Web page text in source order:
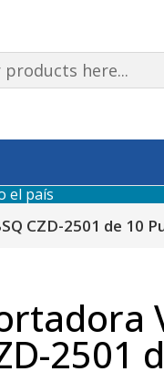
el país
CZD-2501 de 10
2501